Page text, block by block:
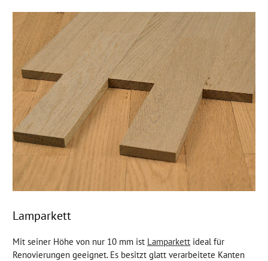
Lamparkett
Mit seiner Höhe von nur 10 mm ist Lamparkett ideal für
Renovierungen geeignet. Es besitzt glatt verarbeitete Kanten